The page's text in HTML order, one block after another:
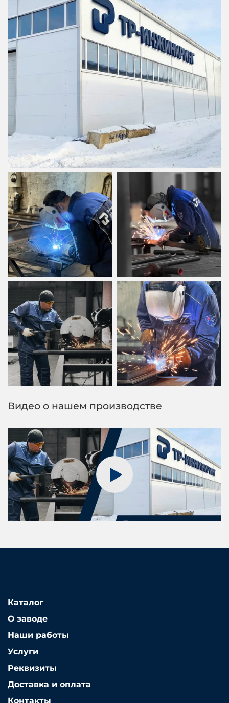
Видео о нашем производстве
Каталог
О заводе
Наши работы
Услуги
Реквизиты
Доставка и оплата
Контакты